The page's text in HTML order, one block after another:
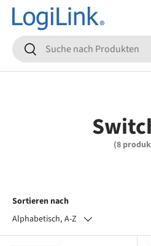
Direkt zum Inhalt
Suchen
Suchen
(8
Sortieren nach
Alphabetisch, A-Z